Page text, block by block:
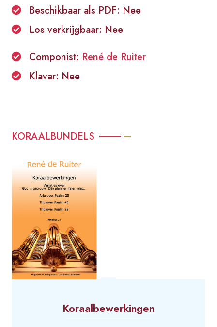
Beschikbaar als PDF: Nee
Los verkrijgbaar: Nee
Componist: René de Ruiter
Klavar: Nee
KORAALBUNDELS
Koraalbewerkingen